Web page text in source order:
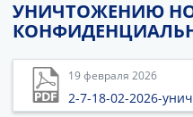
Государственный и
Публичные слушания и
УНИЧТОЖЕНИЮ
19 февраля 2026
2-7-18-02-2026-